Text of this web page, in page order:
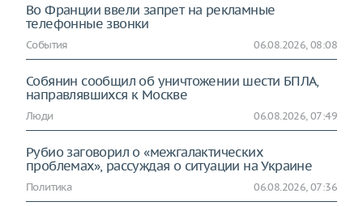
Во Франции ввели запрет на рекламные
телефонные звонки
События 06.08.2026, 08:08
Собянин сообщил об уничтожении шести БПЛА,
направлявшихся к Москве
Люди 06.08.2026, 07:49
Рубио заговорил о «межгалактических
проблемах», рассуждая о ситуации на Украине
Политика 06.08.2026, 07:36